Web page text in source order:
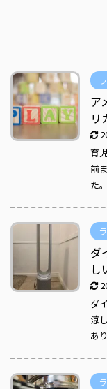
ア
リ
育
前
た
ダ
し
ダ
涼
あ